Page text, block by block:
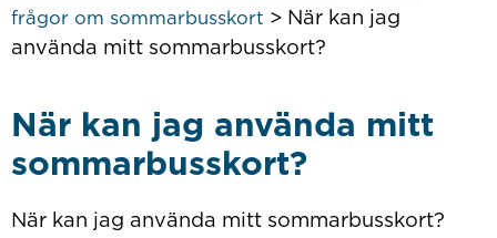
frågor om sommarbusskort > När kan jag
använda mitt sommarbusskort?
När kan jag använda mitt
sommarbusskort?
När kan jag använda mitt sommarbusskort?